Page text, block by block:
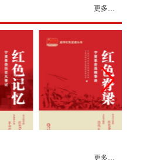
更多…
更多…